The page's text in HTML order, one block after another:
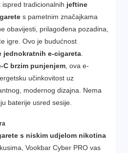
ispred tradicionalnih jeftine
s pametnim značajkama
obavijesti, prilagođena pozadina,
igre. Ovo je budućnost
jednokratnih e-cigareta.
C brzim punjenjem, ova e-
učinkovitost uz
modernog dizajna. Nema
baterije usred sesije.
s niskim udjelom nikotina
Vookbar Cyber PRO vas